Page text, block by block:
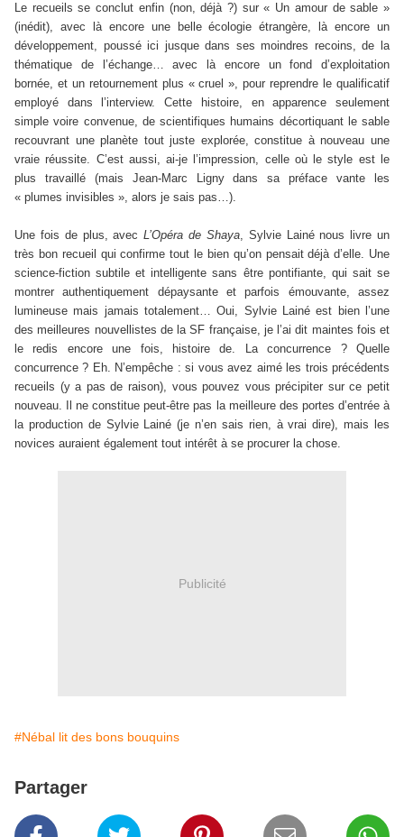
Le recueils se conclut enfin (non, déjà ?) sur « Un amour de sable »
(inédit), avec là encore une belle écologie étrangère, là encore un
développement, poussé ici jusque dans ses moindres recoins, de la
thématique de l’échange… avec là encore un fond d’exploitation
bornée, et un retournement plus « cruel », pour reprendre le qualificatif
employé dans l’interview. Cette histoire, en apparence seulement
simple voire convenue, de scientifiques humains décortiquant le sable
recouvrant une planète tout juste explorée, constitue à nouveau une
vraie réussite. C’est aussi, ai-je l’impression, celle où le style est le
plus travaillé (mais Jean-Marc Ligny dans sa préface vante les
« plumes invisibles », alors je sais pas…).
Une fois de plus, avecL’Opéra de Shaya, Sylvie Lainé nous livre un
très bon recueil qui confirme tout le bien qu’on pensait déjà d’elle. Une
science-fiction subtile et intelligente sans être pontifiante, qui sait se
montrer authentiquement dépaysante et parfois émouvante, assez
lumineuse mais jamais totalement… Oui, Sylvie Lainé est bien l’une
des meilleures nouvellistes de la SF française, je l’ai dit maintes fois et
le redis encore une fois, histoire de. La concurrence ? Quelle
concurrence ? Eh. N’empêche : si vous avez aimé les trois précédents
recueils (y a pas de raison), vous pouvez vous précipiter sur ce petit
nouveau. Il ne constitue peut-être pas la meilleure des portes d’entrée à
la production de Sylvie Lainé (je n’en sais rien, à vrai dire), mais les
novices auraient également tout intérêt à se procurer la chose.
Publicité
#Nébal lit des bons bouquins
Partager